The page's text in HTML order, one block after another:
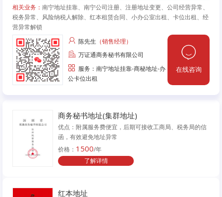
相关业务： 南宁地址挂靠、南宁公司注册、注册地址变更、公司经营异常、
税务异常、风险纳税人解除、红本租赁合同、小办公室出租、卡位出租、经
营异常解锁
陈先生 （销售经理）
万证通商务秘书有限公司
服务：南宁地址挂靠-商秘地址-办
公卡位出租
在线咨询
商务秘书地址(集群地址)
优点：附属服务费便宜，后期可接收工商局、税务局的信
函，有效避免地址异常
价格： 1500/年
了解详情
红本地址